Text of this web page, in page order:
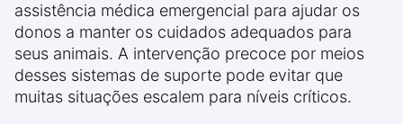
assistência médica emergencial para ajudar os
donos a manter os cuidados adequados para
seus animais. A intervenção precoce por meios
desses sistemas de suporte pode evitar que
muitas situações escalem para níveis críticos.